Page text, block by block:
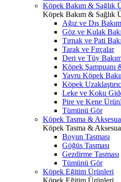
Köpek Bakım & Sağlık
Köpek Bakım & Sağlık
Ağız ve Dış
Göz ve Kulak
Tırnak ve Pati
Tarak ve Fırçalar
Deri ve Tüy
Köpek Şampuanı
Yavru Köpek
Köpek
Leke ve Koku
Pire ve Kene
Tümünü Gör
Köpek Tasma &
Köpek Tasma &
Boyun Tasması
Göğüs Tasması
Gezdirme Tasması
Tümünü Gör
Köpek Eğitim Ürünleri
Köpek Eğitim Ürünleri